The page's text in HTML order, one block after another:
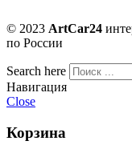
© 2023 ArtCar24
по России
Search here
Навигация
Close
Корзина